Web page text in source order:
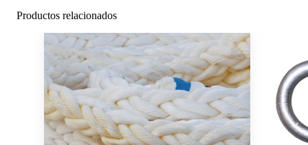
Productos relacionados